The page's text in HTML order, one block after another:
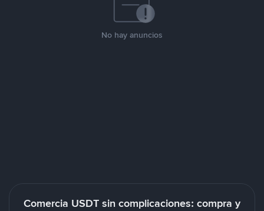
No hay anuncios
Comercia USDT sin complicaciones: compra y